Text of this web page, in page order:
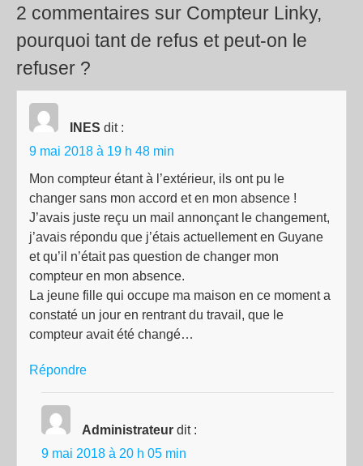
2 commentaires sur Compteur Linky,
pourquoi tant de refus et peut-on le
refuser ?
INES dit :
9 mai 2018 à 19 h 48 min
Mon compteur étant à l’extérieur, ils ont pu le
changer sans mon accord et en mon absence !
J’avais juste reçu un mail annonçant le changement,
j’avais répondu que j’étais actuellement en Guyane
et qu’il n’était pas question de changer mon
compteur en mon absence.
La jeune fille qui occupe ma maison en ce moment a
constaté un jour en rentrant du travail, que le
compteur avait été changé…
Répondre
Administrateur dit :
9 mai 2018 à 20 h 05 min